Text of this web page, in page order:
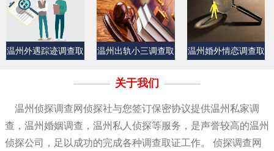
温州外遇踪迹调查取
温州出轨小三调查取
温州婚外情恋调查取
关于我们
温州侦探调查网侦探社与您签订保密协议提供温州私家调
查，温州婚姻调查，温州私人侦探等服务，是声誉较高的温州
侦探公司，足以成功的完成各种调查取证工作。 侦探调查网